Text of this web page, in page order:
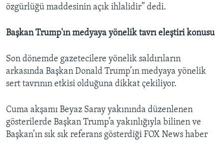
özgürlüğü maddesinin açık ihlalidir” dedi.
Başkan Trump'ın medyaya yönelik tavrı eleştiri konusu
Son dönemde gazetecilere yönelik saldırıların
arkasında Başkan Donald Trump’ın medyaya yönelik
sert tavrının etkisi olduğuna dikkat çekiliyor.
Cuma akşamı Beyaz Saray yakınında düzenlenen
gösterilerde Başkan Trump’a yakınlığıyla bilinen ve
Başkan’ın sık sık referans gösterdiği FOX News haber